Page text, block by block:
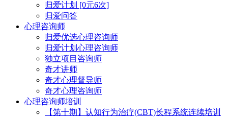
归爱计划 [0元6次]
归爱问答
心理咨询师
归爱优选心理咨询师
归爱计划心理咨询师
独立项目咨询师
奇才讲师
奇才心理督导师
奇才心理咨询师
心理咨询师培训
【第十期】认知行为治疗(CBT)长程系统连续培训